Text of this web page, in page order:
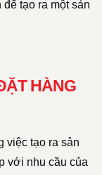
tạo ra một sản
HÀNG
việc tạo ra sản
với nhu cầu của